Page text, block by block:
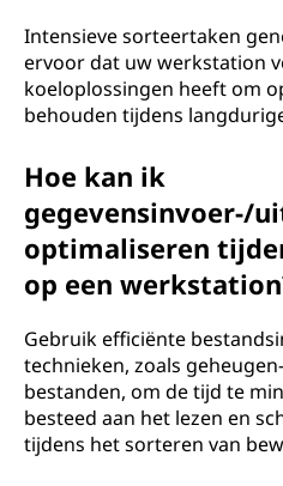
Intensieve sorteertaken
ervoor dat uw werkstation
koeloplossingen heeft om
behouden tijdens
Hoe kan ik
gegevensinvoer-/
optimaliseren
op een
Gebruik efficiënte
technieken, zoals
bestanden, om de tijd te
besteed aan het lezen en
tijdens het sorteren van